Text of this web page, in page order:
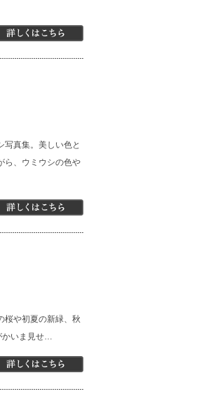
写真集。美しい色と
ら、ウミウシの色や
桜や初夏の新緑、秋
かいま見せ…